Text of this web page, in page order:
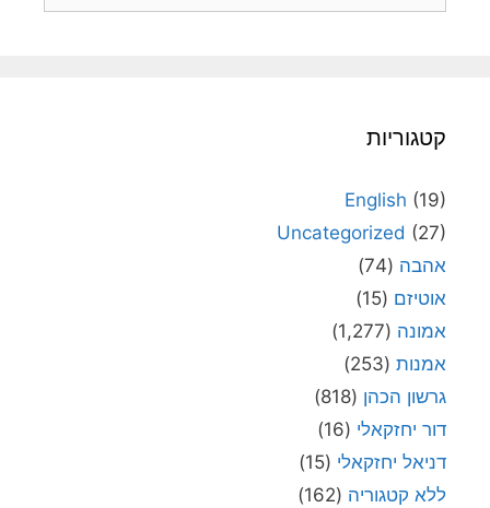
קטגוריות
English (19)
Uncategorized (27)
אהבה (74)
אוטיזם (15)
אמונה (1,277)
אמנות (253)
גרשון הכהן (818)
דור יחזקאלי (16)
דניאל יחזקאלי (15)
ללא קטגוריה (162)